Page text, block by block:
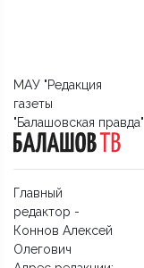
МАУ "Редакция
газеты
"Балашовская правда"
Главный
редактор -
Коннов Алексей
Олегович